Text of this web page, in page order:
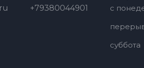
+79380044901
с